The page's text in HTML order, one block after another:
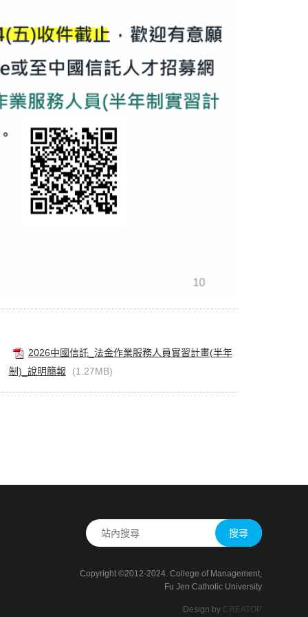
2026中國信託_法金作業服務人員實習計畫(半年
制)_說明簡報
(1.27MB)
搜尋
Copyright ©2012-2024. College of Management,
Fu Jen Catholic University
Design by CREATOP